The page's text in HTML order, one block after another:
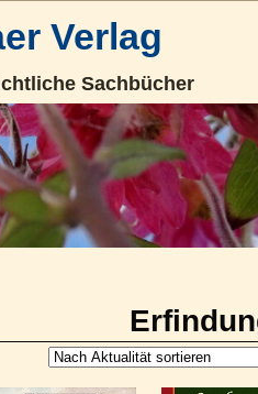
Verlag
Sachbücher